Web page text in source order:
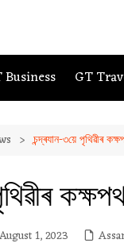
Business GT
চন্দ্ৰযান-৩য়ে পৃথিৱীৰ
August 1, 2023